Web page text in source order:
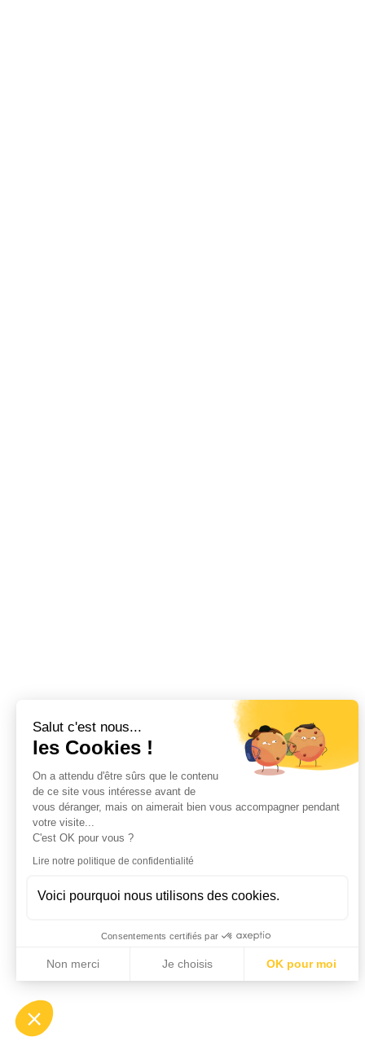
Salut c'est nous...
les Cookies !
On a attendu d'être sûrs que le contenu
de ce site vous intéresse avant de
vous déranger, mais on aimerait bien vous accompagner pendant
votre visite...
C'est OK pour vous ?
Lire notre politique de confidentialité
Voici pourquoi nous utilisons des cookies.
Consentements certifiés par
Non merci Je choisis OK pour moi
Plateforme de Gestion du Consentement : Personnalisez
Notre plateforme vous permet d'adapter et de gérer vos